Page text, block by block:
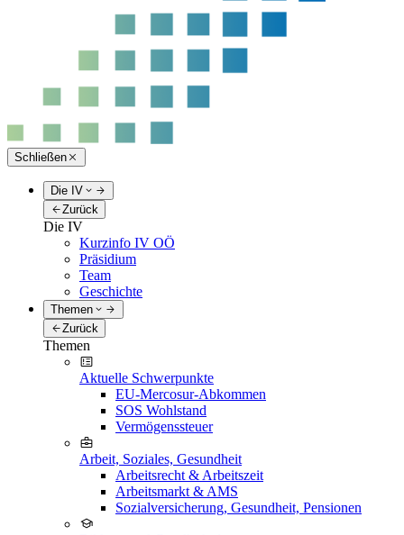
Schließen
Die IV
Zurück
Die IV
Kurzinfo IV OÖ
Präsidium
Team
Geschichte
Themen
Zurück
Themen
Aktuelle Schwerpunkte
EU-Mercosur-Abkommen
SOS Wohlstand
Vermögenssteuer
Arbeit, Soziales, Gesundheit
Arbeitsrecht & Arbeitszeit
Arbeitsmarkt & AMS
Sozialversicherung, Gesundheit, Pensionen